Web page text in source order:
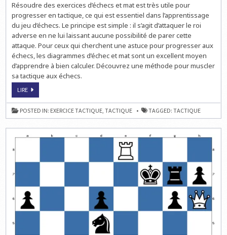
POUR
SA
TACTIQUE
Résoudre des exercices d’échecs et mat est très utile pour
progresser en tactique, ce qui est essentiel dans l’apprentissage
du jeu d’échecs. Le principe est simple : il s’agit d’attaquer le roi
adverse en ne lui laissant aucune possibilité de parer cette
attaque. Pour ceux qui cherchent une astuce pour progresser aux
échecs, les diagrammes d’échec et mat sont un excellent moyen
d’apprendre à bien calculer. Découvrez une méthode pour muscler
sa tactique aux échecs.
LIREMÉTHODE
MUSCLER
SA
TACTIQUE
POSTED IN: EXERCICE TACTIQUE,TACTIQUE TAGGED:TACTIQUE